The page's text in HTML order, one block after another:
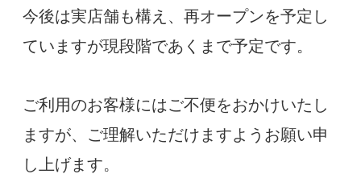
今後は実店舗も構え、再オープンを予定し
ていますが現段階であくまで予定です。
ご利用のお客様にはご不便をおかけいたし
ますが、ご理解いただけますようお願い申
し上げます。